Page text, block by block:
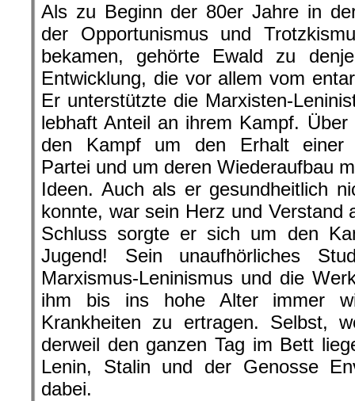
Als zu Beginn der 80er Jahre in
der Opportunismus und
bekamen, gehörte Ewald zu
Entwicklung, die vor allem vom
Er unterstützte die Marxisten-
lebhaft Anteil an ihrem Kampf.
den Kampf um den Erhalt einer
Partei und um deren Wiederaufbau
Ideen. Auch als er gesundheitlich
konnte, war sein Herz und Verstand
Schluss sorgte er sich um den
Jugend! Sein unaufhörliches
Marxismus-Leninismus und die
ihm bis ins hohe Alter immer
Krankheiten zu ertragen. Selbst,
derweil den ganzen Tag im Bett
Lenin, Stalin und der Genosse
dabei.